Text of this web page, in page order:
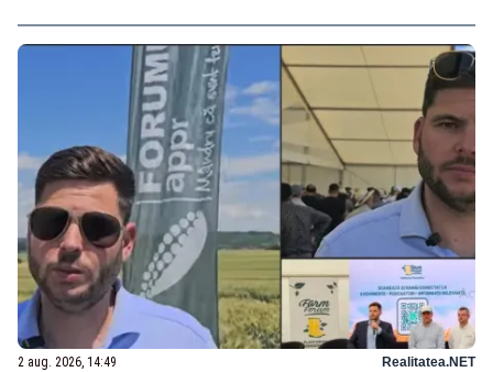
2 aug. 2026, 14:49 Realitatea.NET